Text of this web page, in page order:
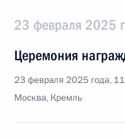
23 февраля 2025
Церемония
23 февраля 2025 года,
Москва, Кремль